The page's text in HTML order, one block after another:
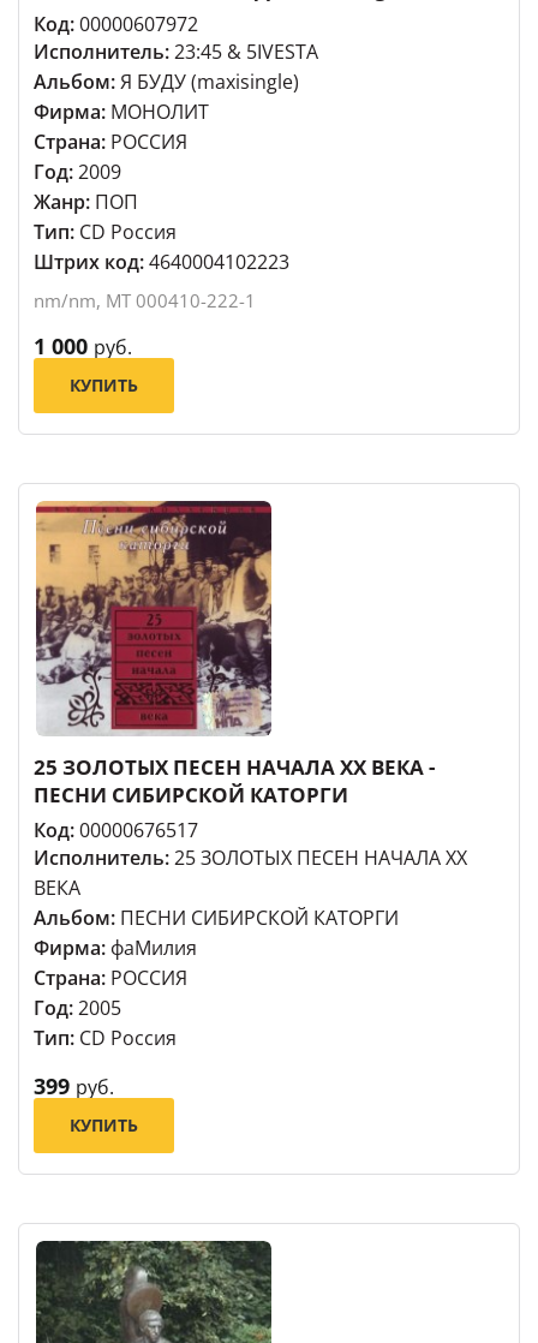
Код:00000607972
Исполнитель:23:45 & 5IVESTA
Альбом:Я БУДУ (maxisingle)
Фирма: МОНОЛИТ
Страна: РОССИЯ
Год:2009
Жанр: ПОП
Тип: CD Россия
Штрих код:4640004102223
nm/nm, MT 000410-222-1
1 000 руб.
КУПИТЬ
25 ЗОЛОТЫХ ПЕСЕН НАЧАЛА XX ВЕКА -
ПЕСНИ СИБИРСКОЙ КАТОРГИ
Код:00000676517
Исполнитель:25 ЗОЛОТЫХ ПЕСЕН НАЧАЛА XX
ВЕКА
Альбом: ПЕСНИ СИБИРСКОЙ КАТОРГИ
Фирма: фаМилия
Страна: РОССИЯ
Год:2005
Тип: CD Россия
399 руб.
КУПИТЬ